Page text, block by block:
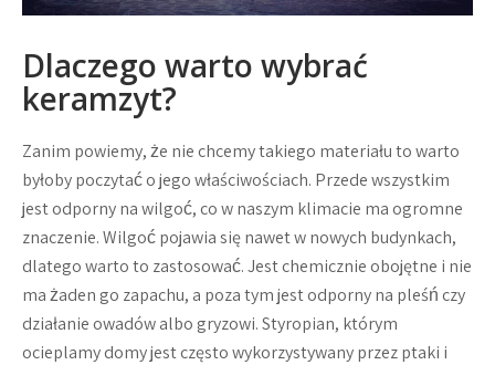
Dlaczego warto wybrać
keramzyt?
Zanim powiemy, że nie chcemy takiego materiału to warto
byłoby poczytać o jego właściwościach. Przede wszystkim
jest odporny na wilgoć, co w naszym klimacie ma ogromne
znaczenie. Wilgoć pojawia się nawet w nowych budynkach,
dlatego warto to zastosować. Jest chemicznie obojętne i nie
ma żaden go zapachu, a poza tym jest odporny na pleśń czy
działanie owadów albo gryzowi. Styropian, którym
ocieplamy domy jest często wykorzystywany przez ptaki i